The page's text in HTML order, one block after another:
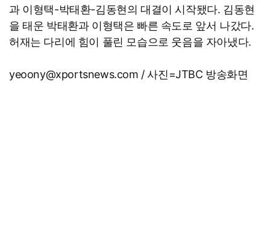
과 이형택-박태환-김동현의 대결이 시작됐다. 김동현
을 태운 박태환과 이형택은 빠른 속도로 앞서 나갔다.
허재는 다리에 힘이 풀린 모습으로 웃음을 자아냈다.
yeoony@xportsnews.com / 사진=JTBC 방송화면